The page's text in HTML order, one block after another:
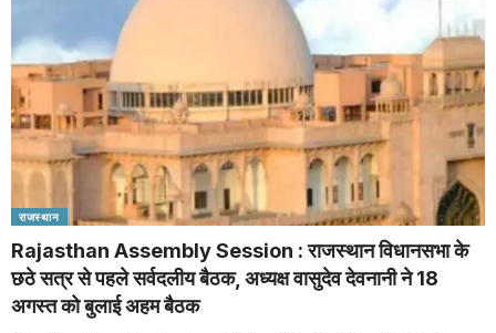
राजस्थान
Rajasthan Assembly Session : राजस्थान विधानसभा के
छठे सत्र से पहले सर्वदलीय बैठक, अध्यक्ष वासुदेव देवनानी ने 18
अगस्त को बुलाई अहम बैठक